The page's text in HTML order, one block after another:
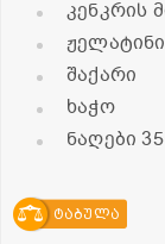
კენკრის
ჟელატინი
შაქარი
ხაჭო
ნაღები
ტაბულა